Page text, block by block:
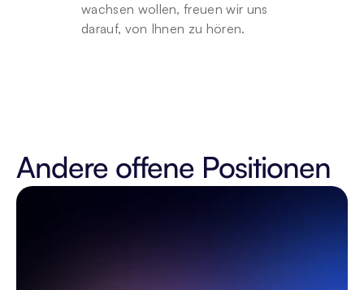
wachsen wollen, freuen wir uns
darauf, von Ihnen zu hören.
Andere offene Positionen